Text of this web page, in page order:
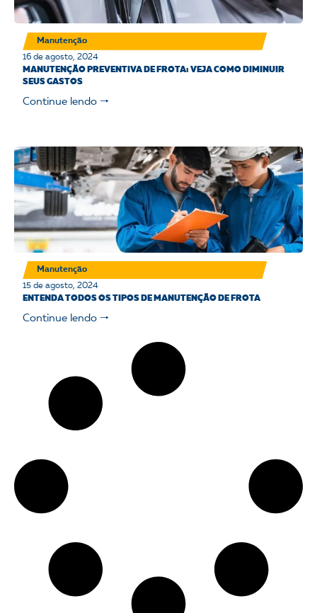
Manutenção
16 de agosto, 2024
MANUTENÇÃO PREVENTIVA DE FROTA: VEJA COMO DIMINUIR
SEUS GASTOS
Continue lendo 🠒
Manutenção
15 de agosto, 2024
ENTENDA TODOS OS TIPOS DE MANUTENÇÃO DE FROTA
Continue lendo 🠒